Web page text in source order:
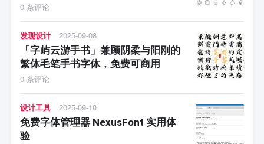
0 条评论
发现设计 2025-09-08
「字屿云游手书」兼顾阴柔与阳刚的
繁体毛笔手书字体，免费可商用
0 条评论
设计工具 2025-09-10
免费字体管理器 NexusFont 实用体
验